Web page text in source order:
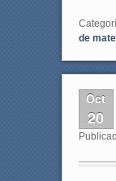
de mate
Oct
20